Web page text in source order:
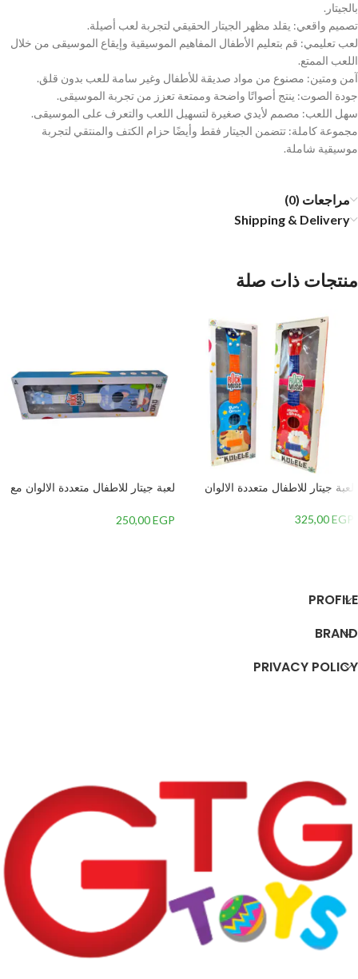
بالجيتار.
تصميم واقعي: يقلد مظهر الجيتار الحقيقي لتجربة لعب أصيلة.
لعب تعليمي: قم بتعليم الأطفال المفاهيم الموسيقية وإيقاع الموسيقى من خلال
اللعب الممتع.
آمن ومتين: مصنوع من مواد صديقة للأطفال وغير سامة للعب بدون قلق.
جودة الصوت: ينتج أصواتًا واضحة وممتعة تعزز من تجربة الموسيقى.
سهل اللعب: مصمم لأيدي صغيرة لتسهيل اللعب والتعرف على الموسيقى.
مجموعة كاملة: تتضمن الجيتار فقط وأيضًا حزام الكتف والمنتقي لتجربة
موسيقية شاملة.
مراجعات (0)
Shipping & Delivery
منتجات ذات صلة
لعبة جيتار للاطفال متعددة الالوان
325,00EGP
لعبة جيتار للاطفال متعددة الالوان مع
250,00EGP
PROFILE
BRAND
PRIVACY POLICY